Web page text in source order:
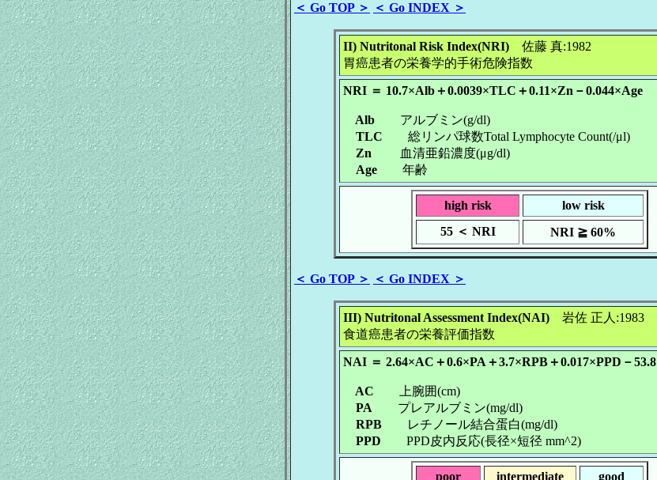
＜ Go TOP ＞ ＜ Go INDEX ＞
II) Nutritonal Risk Index(NRI) 佐藤 真:1982
胃癌患者の栄養学的手術危険指数
NRI ＝ 10.7×Alb＋0.0039×TLC＋0.11×Zn－0.044×Age
Alb アルブミン(g/dl)
TLC 総リンパ球数Total Lymphocyte Count(/μl)
Zn
血清亜鉛濃度(μg/dl)
Age 年齢
high risk
low risk
55 ＜ NRI
NRI ≧ 60%
＜ Go TOP ＞ ＜ Go INDEX ＞
III) Nutritonal Assessment Index(NAI) 岩佐 正人:1983
食道癌患者の栄養評価指数
NAI ＝ 2.64×AC＋0.6×PA＋3.7×RPB＋0.017×PPD－53.8
AC 上腕囲(cm)
PA プレアルブミン(mg/dl)
RPB レチノール結合蛋白(mg/dl)
PPD PPD皮内反応(長径×短径 mm^2)
poor intermediate
good